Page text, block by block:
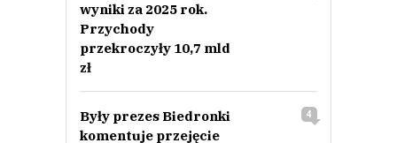
wyniki za 2025 rok.
Przychody
przekroczyły 10,7 mld
zł
Były prezes Biedronki
komentuje przejęcie
4